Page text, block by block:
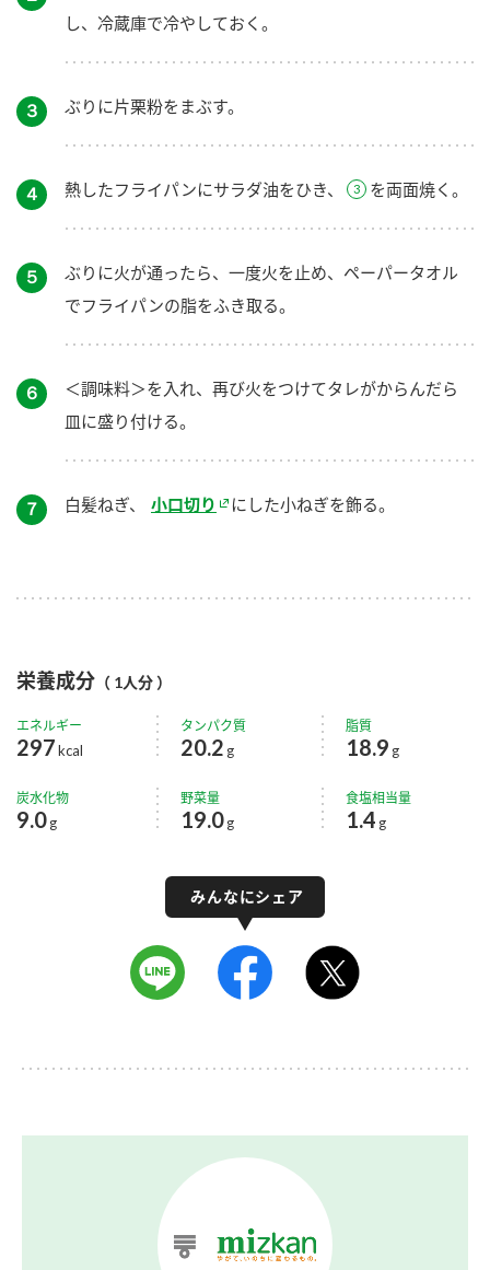
し、冷蔵庫で冷やしておく。
３ ぶりに片栗粉をまぶす。
４ 熱したフライパンにサラダ油をひき、 を両面焼く。
５
ぶりに火が通ったら、一度火を止め、ペーパータオル
でフライパンの脂をふき取る。
６
＜調味料＞を入れ、再び火をつけてタレがからんだら
皿に盛り付ける。
７ 白髪ねぎ、 小口切り にした小ねぎを飾る。
栄養成分 （ 1人分 ）
エネルギー
297kcal
タンパク質
20.2 g
脂質
18.9 g
炭水化物
9.0g
野菜量
19.0g
食塩相当量
1.4 g